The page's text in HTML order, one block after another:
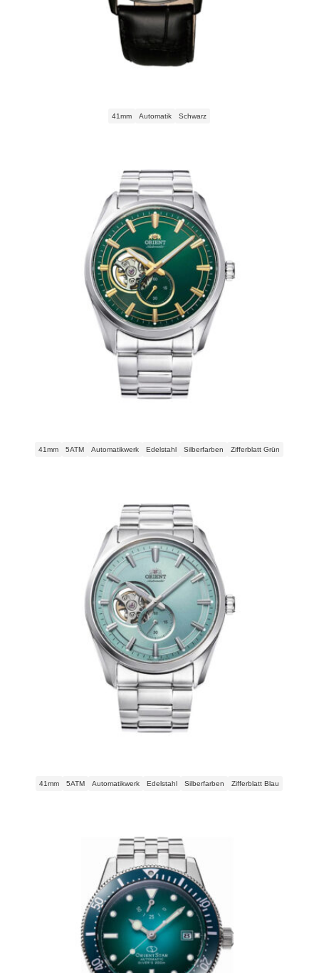
41mm Automatik Schwarz
41mm 5ATM Automatikwerk Edelstahl Silberfarben Zifferblatt Grün
41mm 5ATM Automatikwerk Edelstahl Silberfarben Zifferblatt Blau